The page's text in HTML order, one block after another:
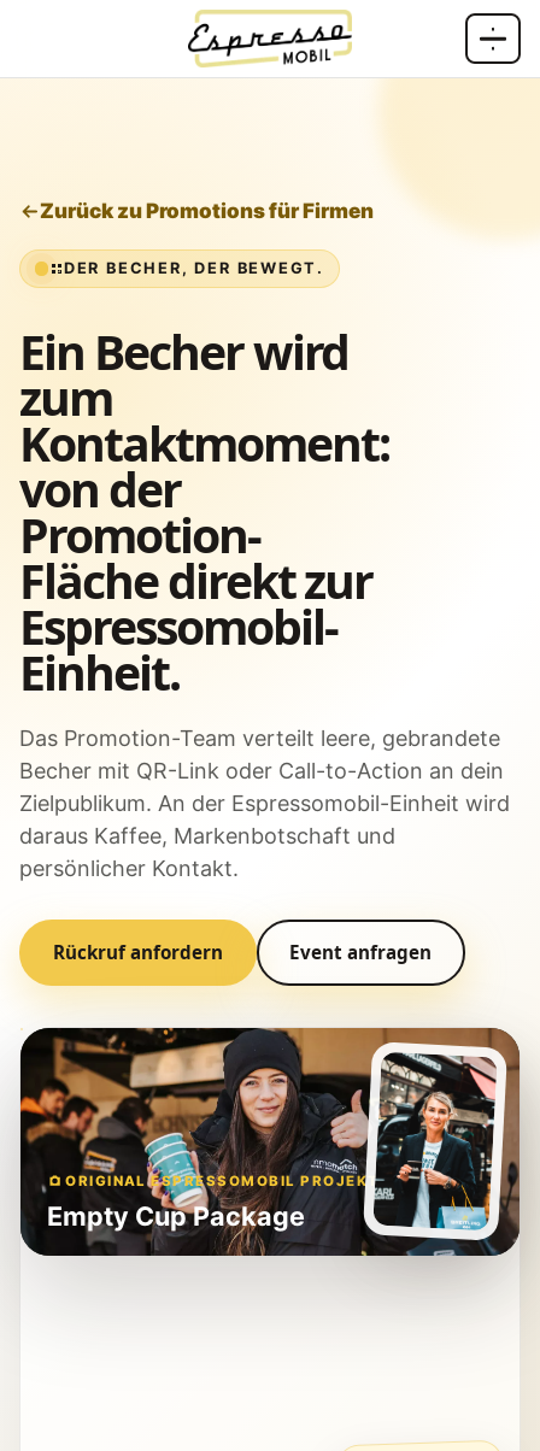
Zurück zu Promotions für Firmen
DER BECHER, DER BEWEGT.
Ein Becher wird
zum
Kontaktmoment:
von der
Promotion-
Fläche direkt zur
Espressomobil-
Einheit.
Das Promotion-Team verteilt leere, gebrandete
Becher mit QR-Link oder Call-to-Action an dein
Zielpublikum. An der Espressomobil-Einheit wird
daraus Kaffee, Markenbotschaft und
persönlicher Kontakt.
Rückruf anfordern Event anfragen
ORIGINAL ESPRESSOMOBIL PROJEKT
Empty Cup Package